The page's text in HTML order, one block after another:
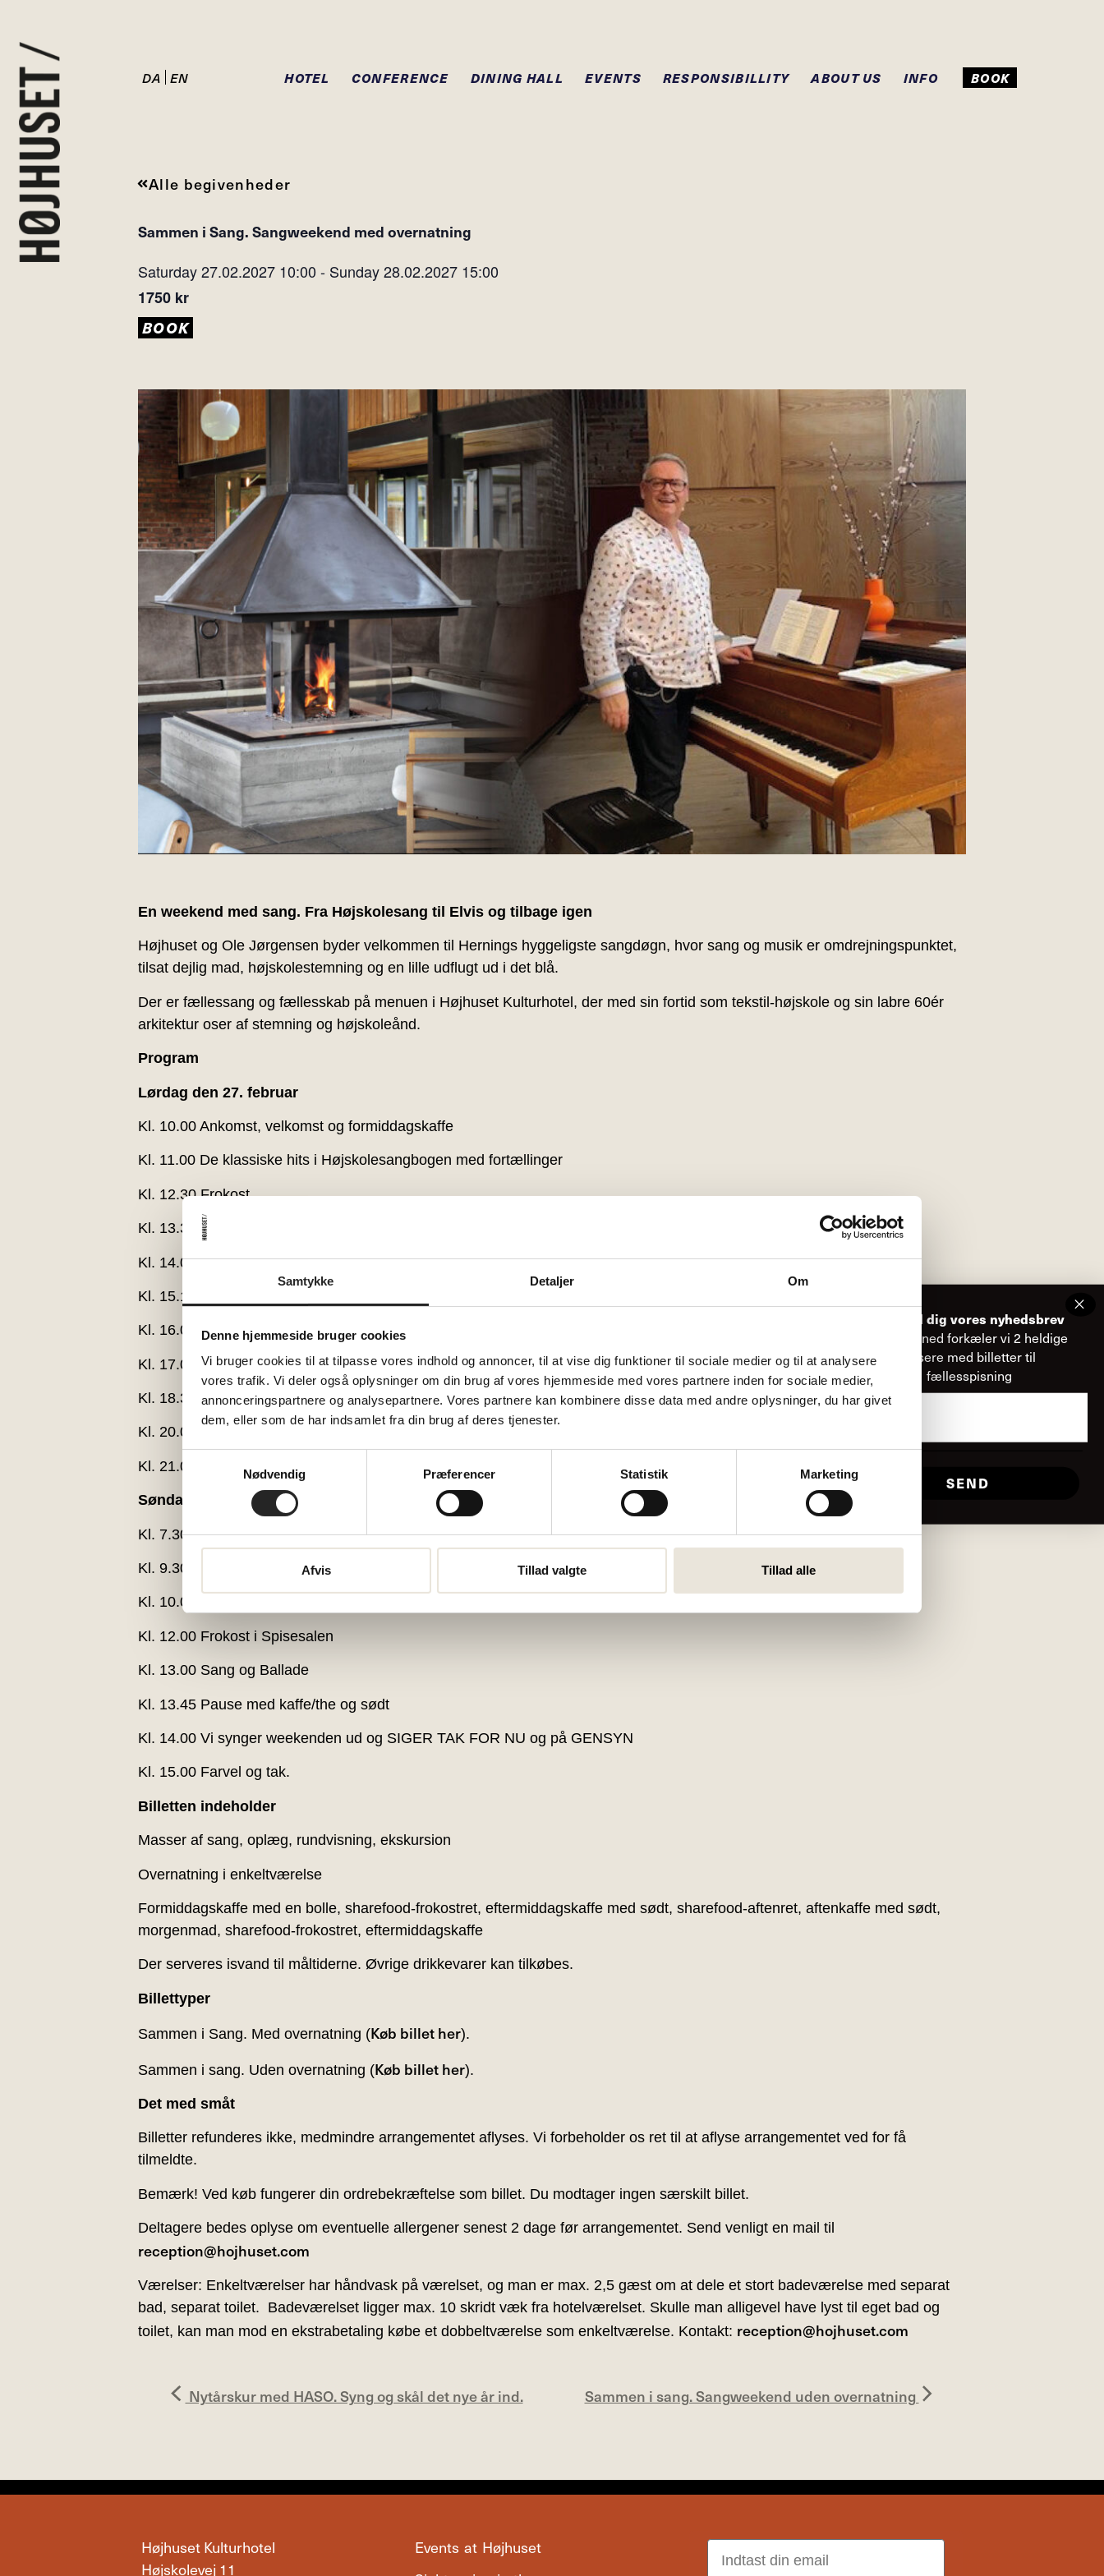
Samtykke Detaljer Om
Denne hjemmeside bruger cookies
Vi bruger cookies til at tilpasse vores indhold og annoncer, til at vise dig funktioner til sociale medier og til at analysere
vores trafik. Vi deler også oplysninger om din brug af vores hjemmeside med vores partnere inden for sociale medier,
annonceringspartnere og analysepartnere. Vores partnere kan kombinere disse data med andre oplysninger, du har givet
dem, eller som de har indsamlet fra din brug af deres tjenester.
Samtykkevalg
Nødvendig
Præferencer Statistik Marketing
Afvis Tillad valgte Tillad alle
DA EN HOTEL CONFERENCE DINING HALL EVENTS RESPONSIBILLITY ABOUT US INFO BOOK
Alle begivenheder
Sammen i Sang. Sangweekend med overnatning
Saturday 27.02.2027 10:00 - Sunday 28.02.2027 15:00
1750 kr
BOOK
En weekend med sang. Fra Højskolesang til Elvis og tilbage igen
Højhuset og Ole Jørgensen byder velkommen til Hernings hyggeligste sangdøgn, hvor sang og musik er omdrejningspunktet,
tilsat dejlig mad, højskolestemning og en lille udflugt ud i det blå.
Der er fællessang og fællesskab på menuen i Højhuset Kulturhotel, der med sin fortid som tekstil-højskole og sin labre 60ér
arkitektur oser af stemning og højskoleånd.
Program
Lørdag den 27. februar
Kl. 10.00 Ankomst, velkomst og formiddagskaffe
Kl. 11.00 De klassiske hits i Højskolesangbogen med fortællinger
Kl. 12.30 Frokost
Kl. 13.30 Indtjekning på værelserne
Kl. 14.00 Gode hits, der ikke kom i højskolesangbogen, men så synger vi dem bare alligevel…
Kl. 15.15 Pause med kaffe/the og sødt
Kl. 16.00 Mulighed for rundvisning i Højhuset
Kl. 17.00 Pause
Kl. 18.30 Aftensmad i Spisesalen
Kl. 20.00 Halfdan Rasmussen, sange, fortællinger og digte – Ole Jørgensen og Jesper Bauder
Kl. 21.00 Aftenkaffe med sødt i Pejsestuen og baren er åben
Søndag den 28. februar
Kl. 7.30 Morgenmad (serveres i tidsrummet 7.30-9.30)
Kl. 9.30 Udtjekning fra værelserne
Kl. 10.00 Sang on location – TBA
Kl. 12.00 Frokost i Spisesalen
Kl. 13.00 Sang og Ballade
Kl. 13.45 Pause med kaffe/the og sødt
Kl. 14.00 Vi synger weekenden ud og SIGER TAK FOR NU og på GENSYN
Kl. 15.00 Farvel og tak.
Billetten indeholder
Masser af sang, oplæg, rundvisning, ekskursion
Overnatning i enkeltværelse
Formiddagskaffe med en bolle, sharefood-frokostret, eftermiddagskaffe med sødt, sharefood-aftenret, aftenkaffe med sødt,
morgenmad, sharefood-frokostret, eftermiddagskaffe
Der serveres isvand til måltiderne. Øvrige drikkevarer kan tilkøbes.
Billettyper
Sammen i Sang. Med overnatning (Køb billet her).
Sammen i sang. Uden overnatning (Køb billet her).
Det med småt
Billetter refunderes ikke, medmindre arrangementet aflyses. Vi forbeholder os ret til at aflyse arrangementet ved for få
tilmeldte.
Bemærk! Ved køb fungerer din ordrebekræftelse som billet. Du modtager ingen særskilt billet.
Deltagere bedes oplyse om eventuelle allergener senest 2 dage før arrangementet. Send venligt en mail til
reception@hojhuset.com
Værelser: Enkeltværelser har håndvask på værelset, og man er max. 2,5 gæst om at dele et stort badeværelse med separat
bad, separat toilet. Badeværelset ligger max. 10 skridt væk fra hotelværelset. Skulle man alligevel have lyst til eget bad og
toilet, kan man mod en ekstrabetaling købe et dobbeltværelse som enkeltværelse. Kontakt: reception@hojhuset.com
Nytårskur med HASO. Syng og skål det nye år ind. Sammen i sang. Sangweekend uden overnatning
Højhuset Kulturhotel
Højskolevej 11
Events at Højhuset
Email
Tilmeld dig vores nyhedsbrev
Hver måned forkæler vi 2 heldige
læsere med billetter til
fællesspisning
Email
SEND